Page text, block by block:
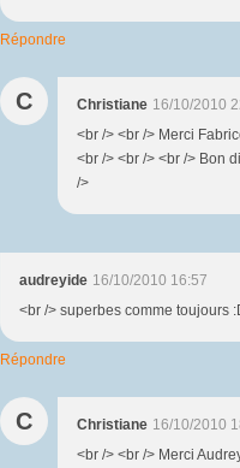
Répondre
C Christiane 16/10/2010
<br /> <br /> Merci
<br /> <br /> <br /> Bon
/>
audreyide 16/10/2010 16:57
<br /> superbes comme toujours
Répondre
C Christiane 16/10/2010
<br /> <br /> Merci